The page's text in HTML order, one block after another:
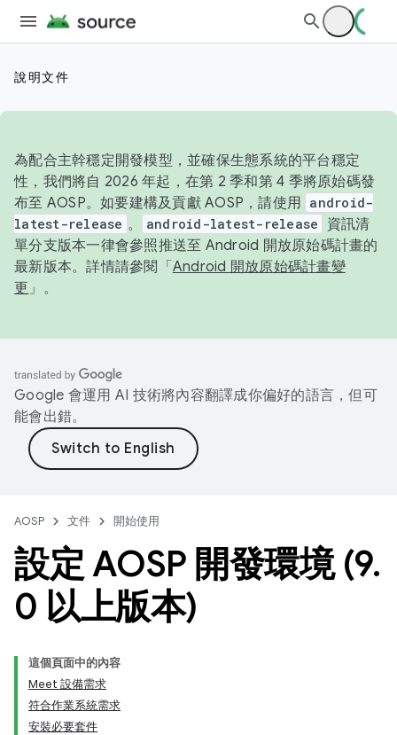
說明文件
為配合主幹穩定開發模型，並確保生態系統的平台穩定
性，我們將自 2026 年起，在第 2 季和第 4 季將原始碼發
布至 AOSP。如要建構及貢獻 AOSP，請使用 android-
latest-release 。 android-latest-release
資訊清
單分支版本一律會參照推送至 Android 開放原始碼計畫的
最新版本。詳情請參閱「 Android 開放原始碼計畫變
更 」。
Google 會運用 AI 技術將內容翻譯成你偏好的語言，但可
能會出錯。
AOSP 文件 開始使用
設定 AOSP 開發環境 (9.
0 以上版本)
這個頁面中的內容
Meet 設備需求
符合作業系統需求
安裝必要套件